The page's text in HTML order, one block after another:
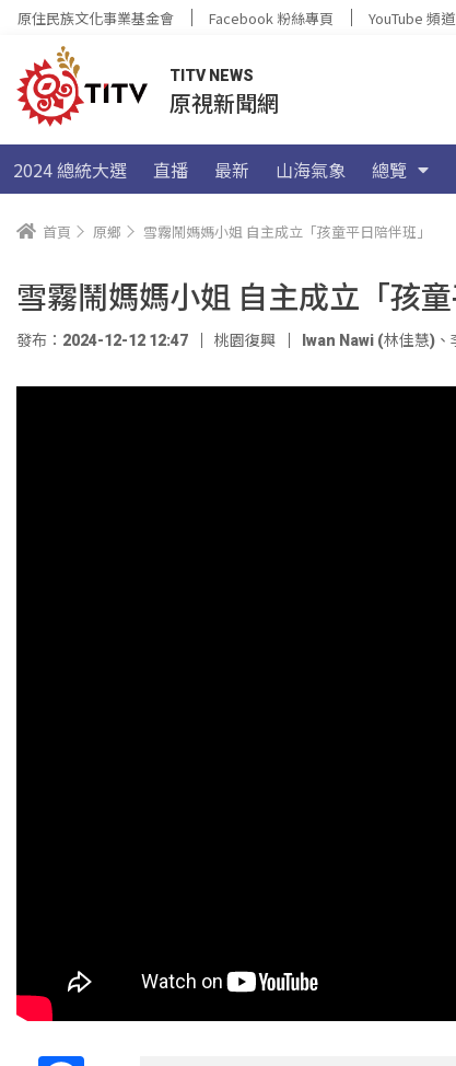
原住民族文化事業基金會 Facebook 粉絲專頁 YouTube 頻道
TITV NEWS
原視新聞網
2024 總統大選 直播 最新 山海氣象 總覽
首頁 原鄉 雪霧鬧媽媽小姐 自主成立「孩童平日陪伴班」
雪霧鬧媽媽小姐 自主成立「孩童
發布：2024-12-12 12:47 桃園復興 Iwan Nawi (林佳慧) 、